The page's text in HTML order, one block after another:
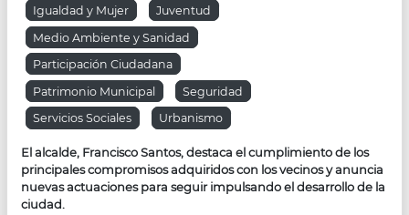
Igualdad y Mujer
Juventud
Medio Ambiente y Sanidad
Participación Ciudadana
Patrimonio Municipal
Seguridad
Servicios Sociales
Urbanismo
El alcalde, Francisco Santos, destaca el cumplimiento de los
principales compromisos adquiridos con los vecinos y anuncia
nuevas actuaciones para seguir impulsando el desarrollo de la
ciudad.